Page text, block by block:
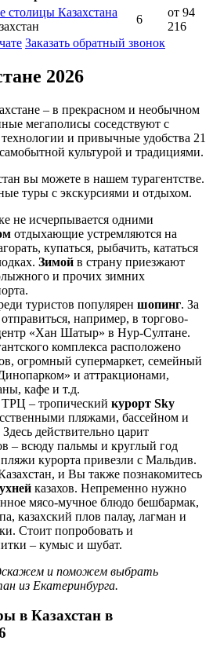
столицы Казахстана
6
от 94
216
Заказать обратный звонок
2026
– в прекрасном и необычном
мегаполисы соседствуют с
и привычные удобства 21
культурой и традициями.
вы можете в нашем турагентстве.
туры с экскурсиями и отдыхом.
не исчерпывается одними
отдыхающие устремляются на
купаться, рыбачить, кататься
Зимой в страну приезжают
и прочих зимних
туристов популярен шопинг. За
например, в торгово-
«Хан Шатыр» в Нур-Султане.
комплекса расположено
огромный супермаркет, семейный
и аттракционами,
кафе и т.д.
– тропический курорт Sky
пляжами, бассейном и
действительно царит
– всюду пальмы и круглый год
курорта привезли с Мальдив.
и Вы также познакомитесь
казахов. Непременно нужно
мясо-мучное блюдо бешбармак,
казахский плов палау, лагман и
Стоит попробовать и
– кумыс и шубат.
и поможем выбрать
из Екатеринбурга.
в Казахстан в